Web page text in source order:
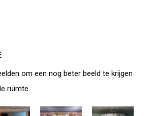
om een nog beter beeld te krijgen
ruimte.